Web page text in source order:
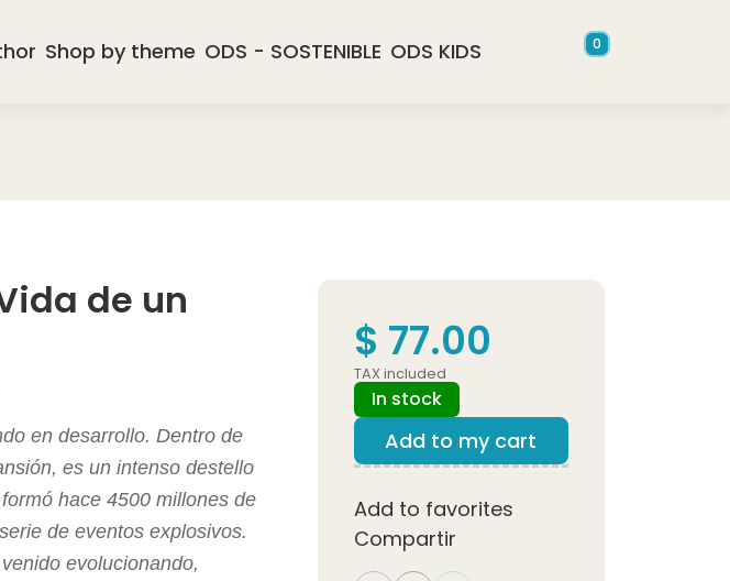
Shop by theme ODS - SOSTENIBLE ODS KIDS 0
de un
en desarrollo. Dentro de
es un intenso destello
hace 4500 millones de
de eventos explosivos.
evolucionando,
$ 77.00
TAX included
In stock
Add to my cart
Add to favorites
Compartir